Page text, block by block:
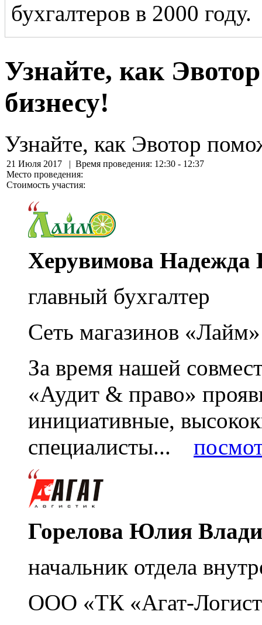
бухгалтеров в 2000 году.
Узнайте, как
бизнесу!
Узнайте, как Эвотор
21 Июля 2017
| Время проведения: 12:30 - 12:37
Место проведения:
Стоимость участия:
Херувимова Надежда
главный бухгалтер
Сеть магазинов «Лайм»
За время нашей
«Аудит & право»
инициативные,
специалисты...
Горелова Юлия
начальник отдела
ООО «ТК «Агат-